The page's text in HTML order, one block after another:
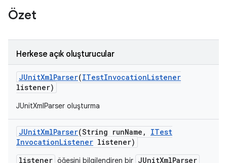
Özet
Herkese açık oluşturucular
JUnitXmlParser(ITestInvocationListener
listener)
JUnitXmlParser oluşturma
JUnitXmlParser(String runName ,
ITest
InvocationListener listener)
listener öğesini bilgilendiren bir JUnitXmlParser